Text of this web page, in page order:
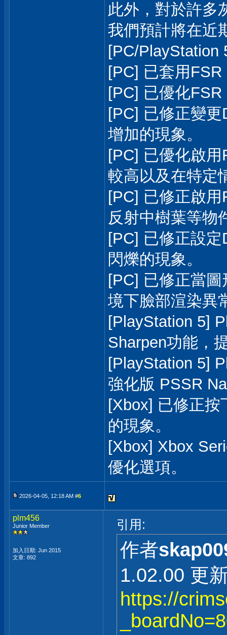
此外，對於許多
我們預計將在近
[PC/PlayStation
[PC] 已套用
[PC] 已優化
[PC] 已修正變
增加的現象。
[PC] 已優化啟
較高以及在特定
[PC] 已修正啟
反射中樹葉等物
[PC] 已修正設
閃爍的現象。
[PC] 已修正當
境下臉部渲染異
[PlayStation 5]
Sharpen功能，
[PlayStation 5]
強化版 PSSR
[Xbox] 已修正按
的現象。
[Xbox] Xbox
優化選項。
2026-04-05, 12:18 AM #6
plm456
Junior Member
加入日期: Jun 2015
文章: 892
引用:
作者
1.02.00 更
https://